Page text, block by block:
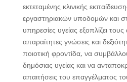
εκτεταμένης κλινικής
εργαστηριακών υποδομών και
υπηρεσίες υγείας εξοπλίζει
απαραίτητες γνώσεις και
ποιοτική φροντίδα, να
δημόσιας υγείας και να
απαιτήσεις του επαγγέλματος